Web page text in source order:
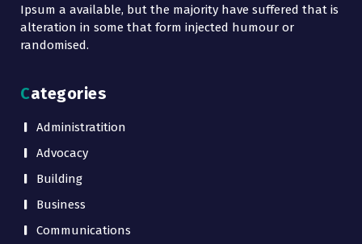
Ipsum a available, but the majority have suffered that is
alteration in some that form injected humour or
randomised.
Categories
Administratition
Advocacy
Building
Business
Communications